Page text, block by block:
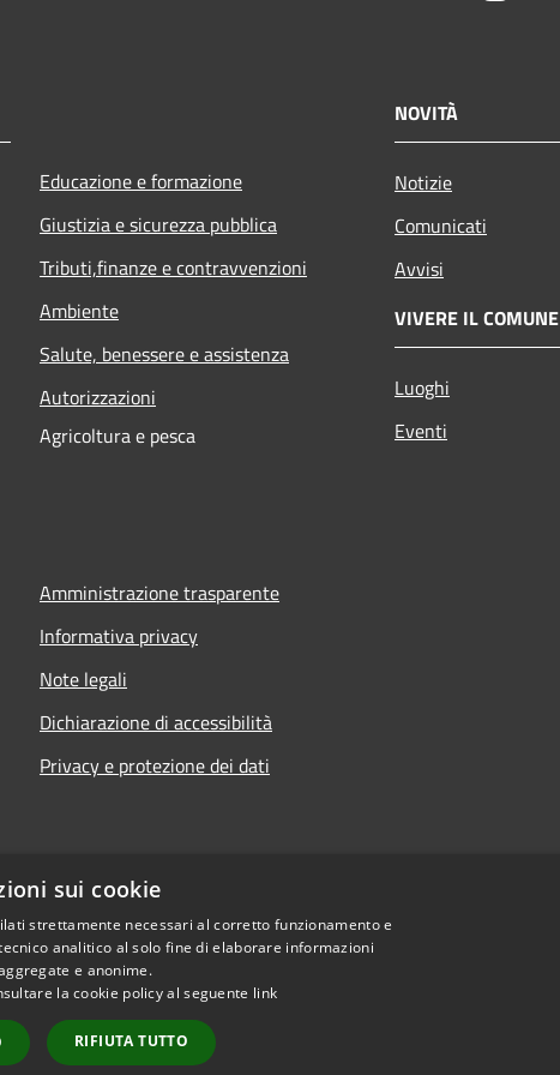
Educazione e formazione
Giustizia e sicurezza pubblica
Tributi,finanze e contravvenzioni
Ambiente
Salute, benessere e assistenza
Autorizzazioni
Agricoltura e pesca
NOVITÀ
Notizie
Comunicati
Avvisi
VIVERE IL COMUNE
Luoghi
Eventi
Amministrazione trasparente
Informativa privacy
Note legali
Dichiarazione di accessibilità
Privacy e protezione dei dati
sui cookie
strettamente necessari al corretto funzionamento e
analitico al solo fine di elaborare informazioni
e anonime.
la cookie policy al seguente link
RIFIUTA TUTTO